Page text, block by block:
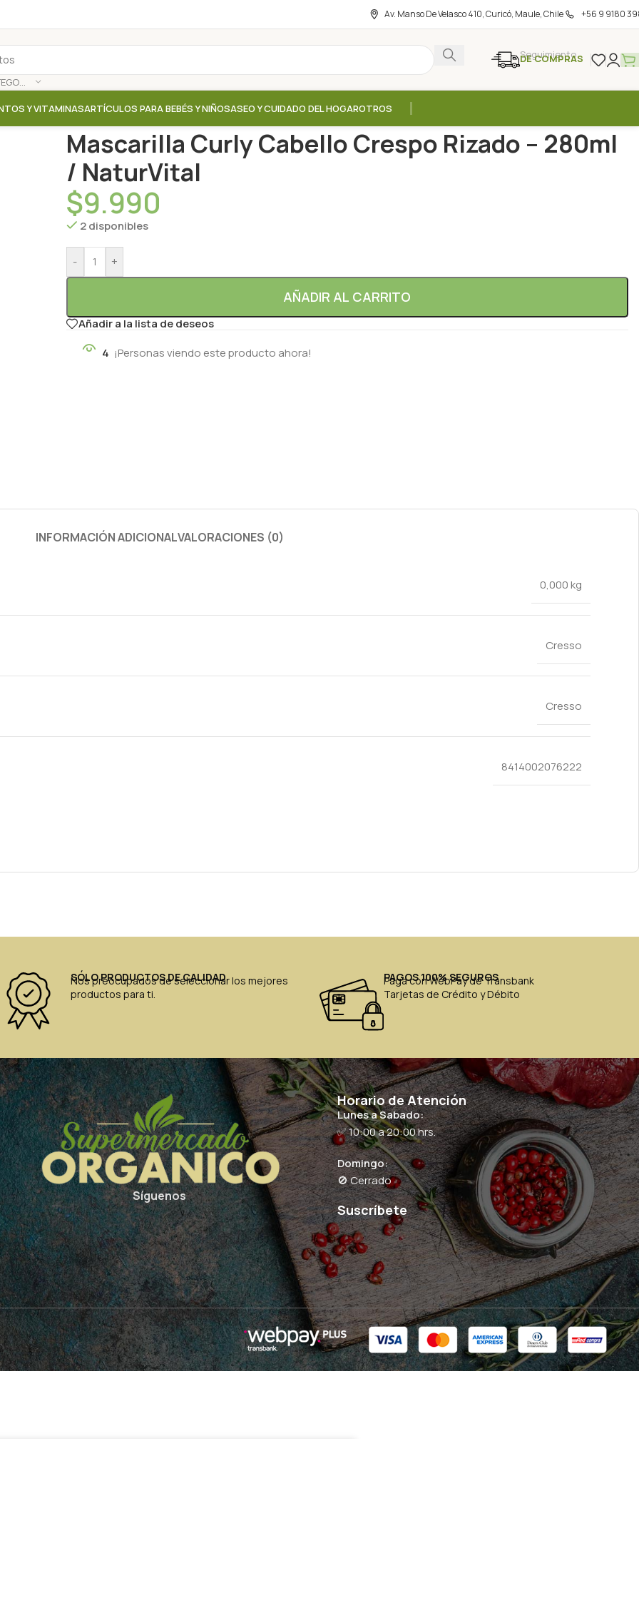
Av. Manso De Velasco 410, Curicó, Maule, Chile +56 9 9180
SELECCIONAR CATEGORÍA
Seguimiento
DE COMPRAS
Y VITAMINASARTÍCULOS PARA BEBÉS Y NIÑOSASEO Y CUIDADO DEL HOGAROTROS
Mascarilla Curly Cabello Crespo Rizado – 280ml
/ NaturVital
$9.990
2 disponibles
- +
AÑADIR AL CARRITO
Añadir a la lista de deseos
4 ¡Personas viendo este producto ahora!
INFORMACIÓN ADICIONALVALORACIONES (0)
0,000 kg
Cresso
Cresso
8414002076222
SÓLO PRODUCTOS DE CALIDAD
Nos preocupados de seleccionar los mejores
productos para ti.
PAGOS 100% SEGUROS
Paga con WebPay de Transbank
Tarjetas de Crédito y Débito
Síguenos
Horario de Atención
Lunes a Sabado:
✅ 10:00 a 20:00 hrs.
Domingo:
🚫 Cerrado
Suscríbete